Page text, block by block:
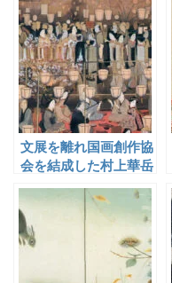
文展を離れ国画創作協
会を結成した村上華岳